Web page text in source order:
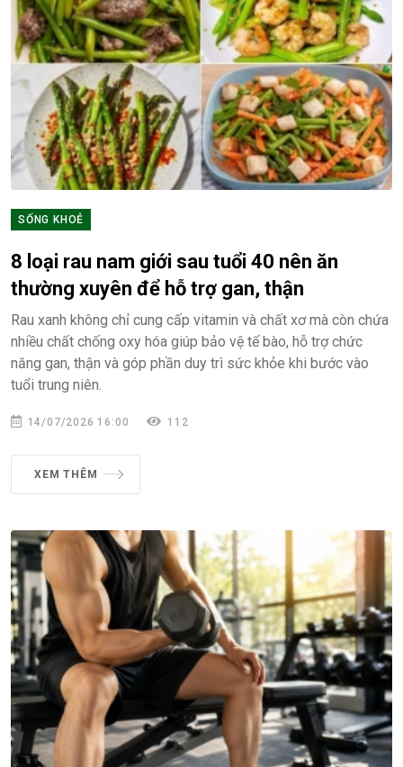
SỐNG KHOẺ
8 loại rau nam giới sau tuổi 40 nên ăn
thường xuyên để hỗ trợ gan, thận
Rau xanh không chỉ cung cấp vitamin và chất xơ mà còn chứa
nhiều chất chống oxy hóa giúp bảo vệ tế bào, hỗ trợ chức
năng gan, thận và góp phần duy trì sức khỏe khi bước vào
tuổi trung niên.
14/07/2026 16:00 112
XEM THÊM